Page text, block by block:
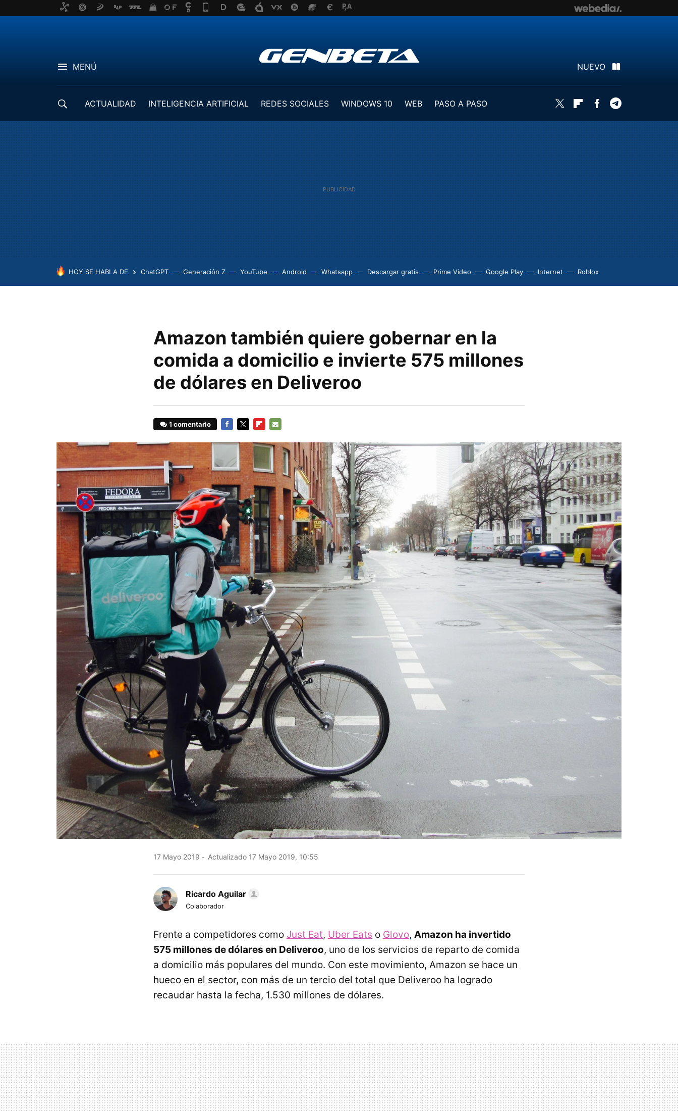
MENÚ NUEVO
ACTUALIDAD INTELIGENCIA ARTIFICIAL REDES SOCIALES WINDOWS 10 WEB
PASO A PASO
Twitter FlipboardFacebook
HOY SE HABLA DE ChatGPT Generación Z YouTube Android Whatsapp Descargar gratis Prime Video Google Play Internet Roblox
Amazon también quiere gobernar en la
comida a domicilio e invierte 575 millones
de dólares en Deliveroo
1 comentario
MAIL
17 Mayo 2019 Actualizado 17 Mayo 2019, 10:55
Ricardo Aguilar
Colaborador
Frente a competidores como Just Eat, Uber Eats o Glovo, Amazon ha invertido
575 millones de dólares en Deliveroo, uno de los servicios de reparto de comida
a domicilio más populares del mundo. Con este movimiento, Amazon se hace un
hueco en el sector, con más de un tercio del total que Deliveroo ha logrado
recaudar hasta la fecha, 1.530 millones de dólares.